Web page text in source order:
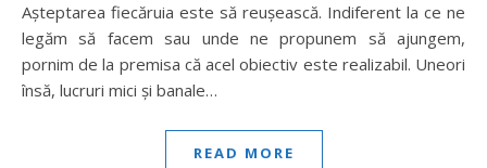
Așteptarea fiecăruia este să reușească. Indiferent la ce ne
legăm să facem sau unde ne propunem să ajungem,
pornim de la premisa că acel obiectiv este realizabil. Uneori
însă, lucruri mici și banale…
READ MORE